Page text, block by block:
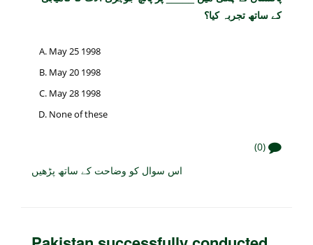
کے ساتھ تجربہ کیا؟
May 25 1998
May 20 1998
May 28 1998
None of these
(0)
اس سوال کو وضاحت کے ساتھ پڑھیں